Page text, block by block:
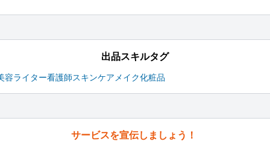
出品スキルタグ
容ライター看護師スキンケア メイク化粧品
サービスを宣伝しましょう！